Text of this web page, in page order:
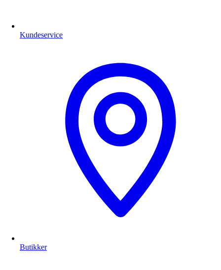
Kundeservice
Butikker